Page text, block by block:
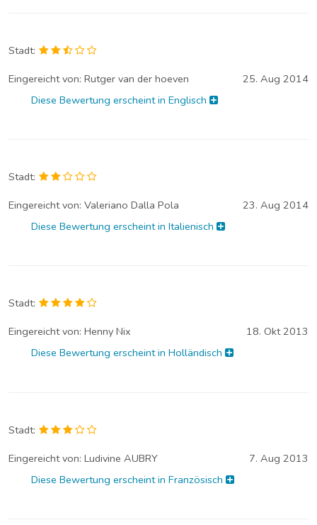
Stadt:
Eingereicht von: Rutger van der hoeven
25. Aug 2014
Diese Bewertung erscheint in Englisch
Stadt:
Eingereicht von: Valeriano Dalla Pola
23. Aug 2014
Diese Bewertung erscheint in Italienisch
Stadt:
Eingereicht von: Henny Nix
18. Okt 2013
Diese Bewertung erscheint in Holländisch
Stadt:
Eingereicht von: Ludivine AUBRY
7. Aug 2013
Diese Bewertung erscheint in Französisch